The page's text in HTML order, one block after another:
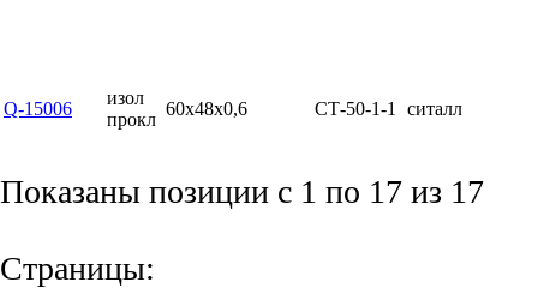
Q-15006
изол
прокл
60x48x0,6 СТ-50-1-1 ситалл
Показаны позиции с 1 по 17 из 17
Страницы: